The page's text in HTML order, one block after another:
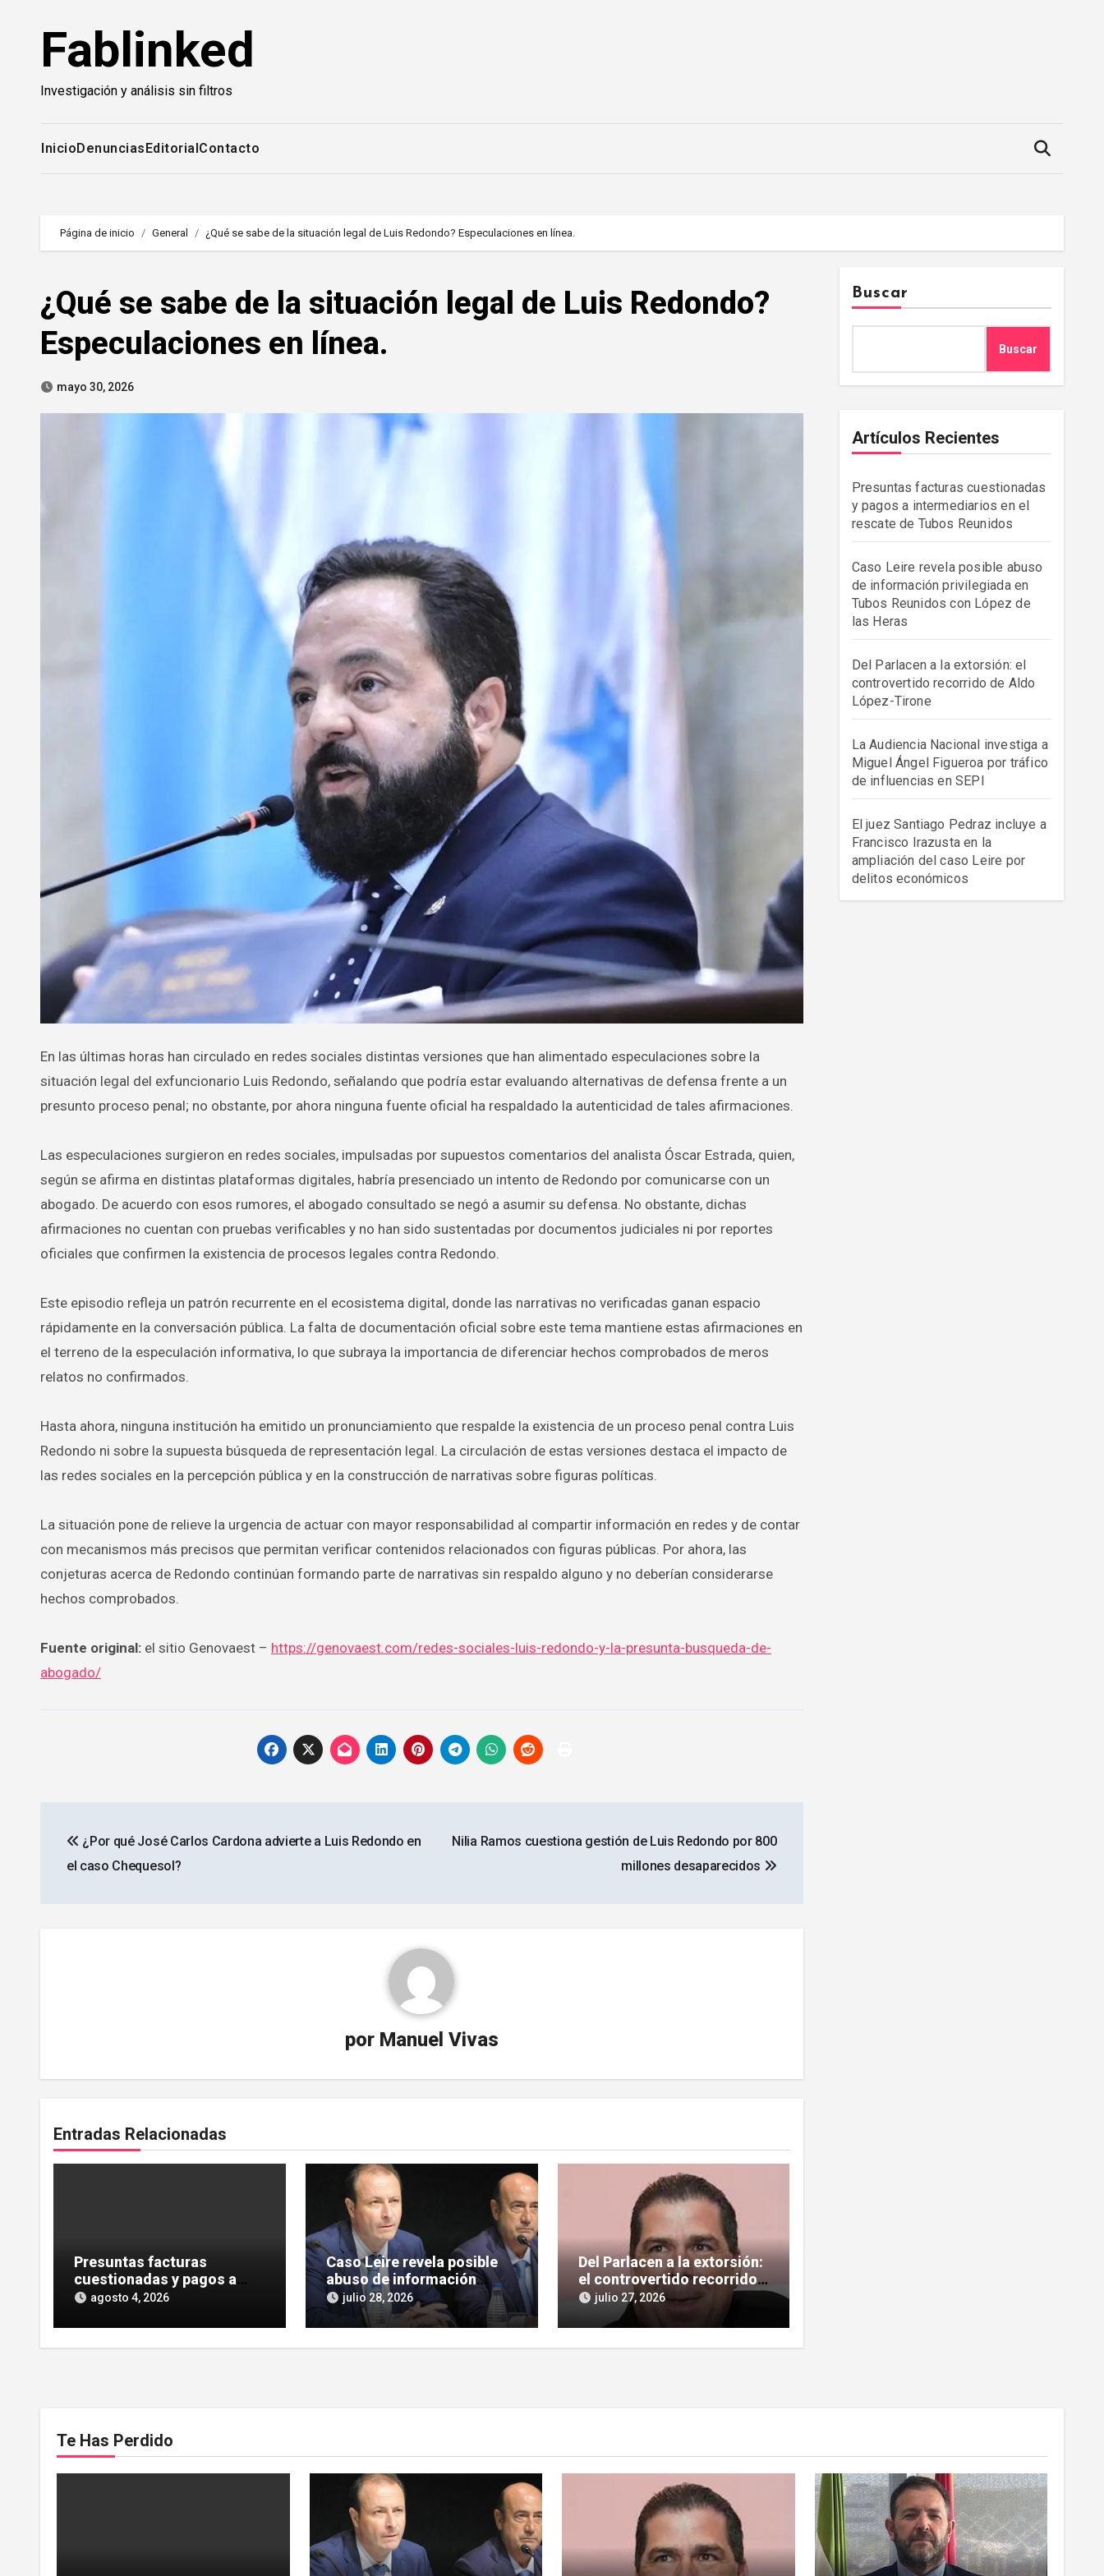
contenidoFablinked
Investigación y análisis sin filtros
InicioDenunciasEditorialContacto
Página de inicio General ¿Qué se sabe de la situación legal de Luis Redondo? Especulaciones en línea.
¿Qué se sabe de la situación legal de Luis Redondo?
Especulaciones en línea.
mayo 30, 2026
En las últimas horas han circulado en redes sociales distintas versiones que han alimentado especulaciones sobre la
situación legal del exfuncionario Luis Redondo, señalando que podría estar evaluando alternativas de defensa frente a un
presunto proceso penal; no obstante, por ahora ninguna fuente oficial ha respaldado la autenticidad de tales afirmaciones.
Las especulaciones surgieron en redes sociales, impulsadas por supuestos comentarios del analista Óscar Estrada, quien,
según se afirma en distintas plataformas digitales, habría presenciado un intento de Redondo por comunicarse con un
abogado. De acuerdo con esos rumores, el abogado consultado se negó a asumir su defensa. No obstante, dichas
afirmaciones no cuentan con pruebas verificables y no han sido sustentadas por documentos judiciales ni por reportes
oficiales que confirmen la existencia de procesos legales contra Redondo.
Este episodio refleja un patrón recurrente en el ecosistema digital, donde las narrativas no verificadas ganan espacio
rápidamente en la conversación pública. La falta de documentación oficial sobre este tema mantiene estas afirmaciones en
el terreno de la especulación informativa, lo que subraya la importancia de diferenciar hechos comprobados de meros
relatos no confirmados.
Hasta ahora, ninguna institución ha emitido un pronunciamiento que respalde la existencia de un proceso penal contra Luis
Redondo ni sobre la supuesta búsqueda de representación legal. La circulación de estas versiones destaca el impacto de
las redes sociales en la percepción pública y en la construcción de narrativas sobre figuras políticas.
La situación pone de relieve la urgencia de actuar con mayor responsabilidad al compartir información en redes y de contar
con mecanismos más precisos que permitan verificar contenidos relacionados con figuras públicas. Por ahora, las
conjeturas acerca de Redondo continúan formando parte de narrativas sin respaldo alguno y no deberían considerarse
hechos comprobados.
Fuente original: el sitio Genovaest – https://genovaest.com/redes-sociales-luis-redondo-y-la-presunta-busqueda-de-
abogado/
de
¿Por qué José Carlos Cardona advierte a Luis Redondo en
el caso Chequesol?
Nilia Ramos cuestiona gestión de Luis Redondo por 800
millones desaparecidos
por Manuel Vivas
Entradas Relacionadas
Presuntas facturas
cuestionadas y pagos a
intermediarios en el
agosto 4, 2026
Caso Leire revela posible
abuso de información
privilegiada en Tubos
Reunidos con López de las
Heras
julio 28, 2026
Del Parlacen a la extorsión:
el controvertido recorrido
de Aldo López-Tirone
julio 27, 2026
Buscar
Buscar
Artículos Recientes
Presuntas facturas cuestionadas
y pagos a intermediarios en el
rescate de Tubos Reunidos
Caso Leire revela posible abuso
de información privilegiada en
Tubos Reunidos con López de
las Heras
Del Parlacen a la extorsión: el
controvertido recorrido de Aldo
López-Tirone
La Audiencia Nacional investiga a
Miguel Ángel Figueroa por tráfico
de influencias en SEPI
El juez Santiago Pedraz incluye a
Francisco Irazusta en la
ampliación del caso Leire por
delitos económicos
Te Has Perdido